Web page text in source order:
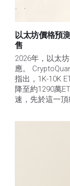
以太坊價格預
售​
2026年，以太
應。
指出，1K-10K
降至約1290萬
速，先於這一頂